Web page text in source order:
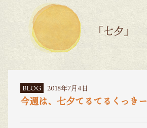
「七夕」
BLOG 2018年7月4日
今週は、七夕てるてるくっきー